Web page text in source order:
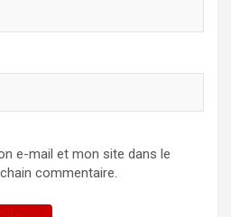
e-mail et mon site dans le
commentaire.